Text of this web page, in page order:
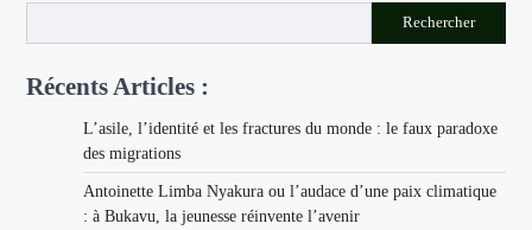
Rechercher
Récents Articles :
L’asile, l’identité et les fractures du monde : le faux paradoxe
des migrations
Antoinette Limba Nyakura ou l’audace d’une paix climatique
: à Bukavu, la jeunesse réinvente l’avenir